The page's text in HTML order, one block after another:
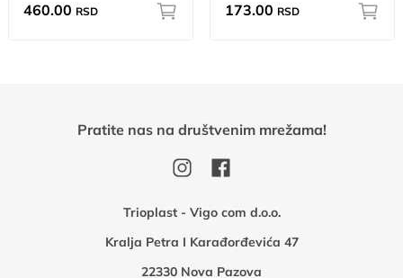
460.00 RSD 173.00 RSD
Trioplast - Vigo com d.o.o.
Kralja Petra I Karađorđevića 47
22330 Nova Pazova
Pratite nas na društvenim mrežama!